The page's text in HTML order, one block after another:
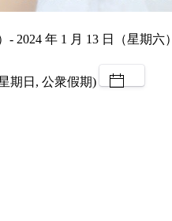
- 2024 年 1 月 13 日（星期六）
期日, 公衆假期)